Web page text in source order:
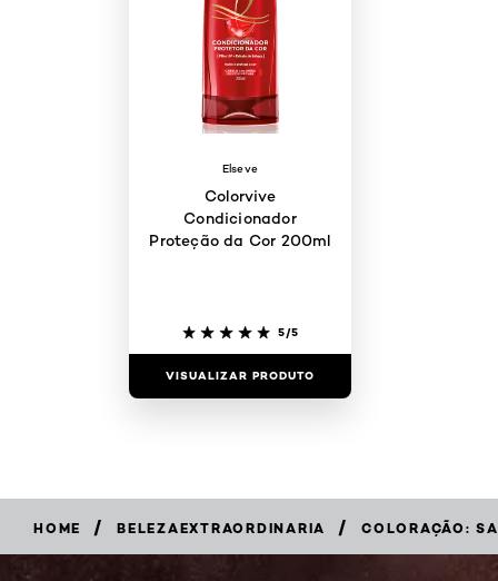
Elseve
Colorvive
Condicionador
Proteção da Cor 200ml
5/5
VISUALIZAR PRODUTO
HOME / BELEZAEXTRAORDINARIA / COLORAÇÃO: